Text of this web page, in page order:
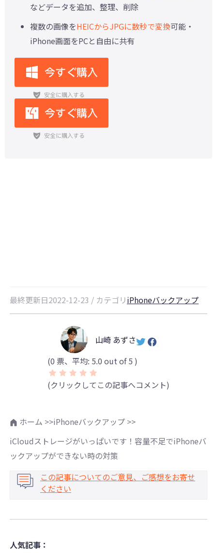
などデータを追加、整理、削除
複数の画像をHEICからJPGに数秒で変換可能・
iPhone画面をPCと自由に共有
最終更新日2022-12-23 / カテゴリiPhoneバックアップ
山崎 あずさ
(0 票、平均: 5.0 out of 5 )
(クリックしてこの記事へコメント)
ホーム >>iPhoneバックアップ >>
iCloudストレージがいっぱいです！容量不足でiPhoneバ
ックアップができない時の対策
この記事についてのご意見、ご感想をお寄せ
ください
人気記事：